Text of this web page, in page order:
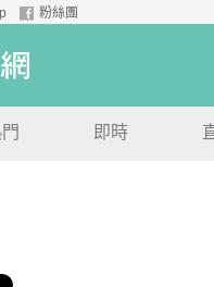
粉絲團
即時